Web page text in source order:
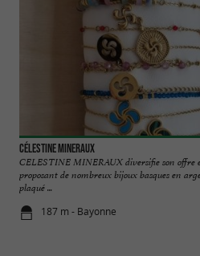
Célestine Mineraux
CELESTINE MINERAUX diversifie son offre
proposant de nombreux bijoux basques en
plaqué ...
187 m - Bayonne